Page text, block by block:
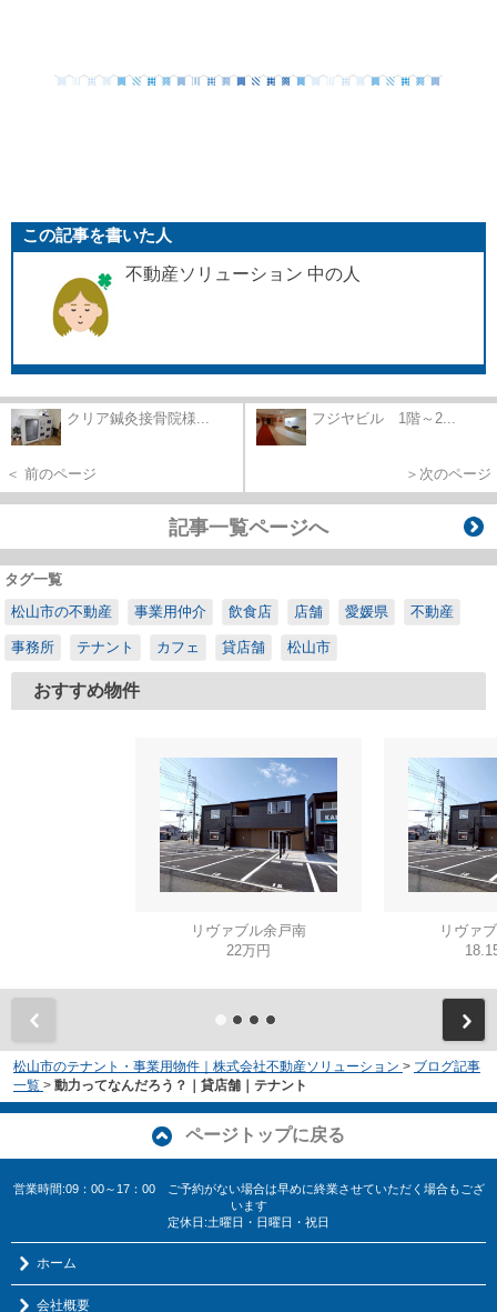
この記事を書いた人
不動産ソリューション 中の人
クリア鍼灸接骨院様...
＜ 前のページ
フジヤビル 1階～2...
＞次のページ
記事一覧ページへ
タグ一覧
松山市の不動産
事業用仲介 飲食店 店舗 愛媛県 不動産
事務所 テナント カフェ 貸店舗 松山市
おすすめ物件
リヴァブル余戸南
22万円
リヴァ
松山市のテナント・事業用物件｜株式会社不動産ソリューション > ブログ記事
一覧 > 動力ってなんだろう？｜貸店舗｜テナント
ページトップに戻る
営業時間:09：00～17：00 ご予約がない場合は早めに終業させていただく場合もござ
います
定休日:土曜日・日曜日・祝日
ホーム
会社概要